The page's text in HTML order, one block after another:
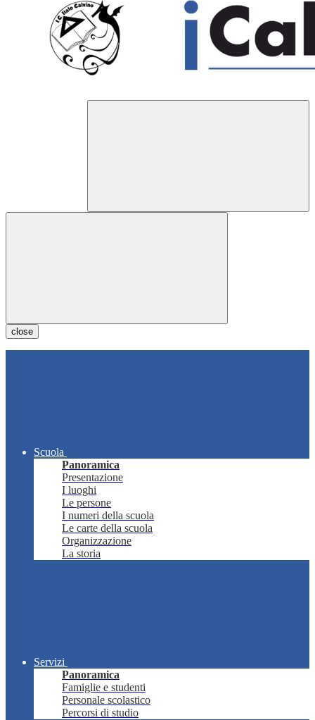
close
Scuola
Panoramica
Presentazione
I luoghi
Le persone
I numeri della scuola
Le carte della scuola
Organizzazione
La storia
Servizi
Panoramica
Famiglie e studenti
Personale scolastico
Percorsi di studio